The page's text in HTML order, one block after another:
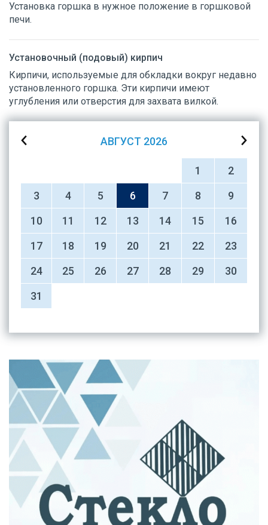
Установка горшка в нужное положение в горшковой
печи.
Установочный (подовый) кирпич
Кирпичи, используемые для обкладки вокруг недавно
установленного горшка. Эти кирпичи имеют
углубления или отверстия для захвата вилкой.
АВГУСТ 2026
1
2
3
4 5 6 7 8
9
10
11 12 13 14 15
16
17
18 19 20 21 22
23
24
25 26 27 28 29
30
31